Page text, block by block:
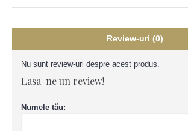
Review-uri (0)
Nu sunt review-uri despre acest produs.
Lasa-ne un review!
Numele tău: